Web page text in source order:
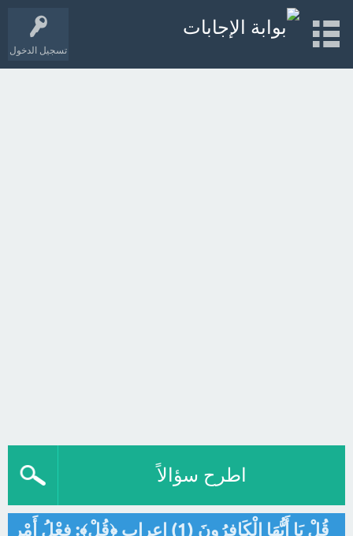
تسجيل الدخول
اطرح سؤالاً
قُلْ يَا أَيُّهَا الْكَافِرُونَ (1) اعراب ﴿قُلْ﴾: فِعْلُ أَمْرٍ